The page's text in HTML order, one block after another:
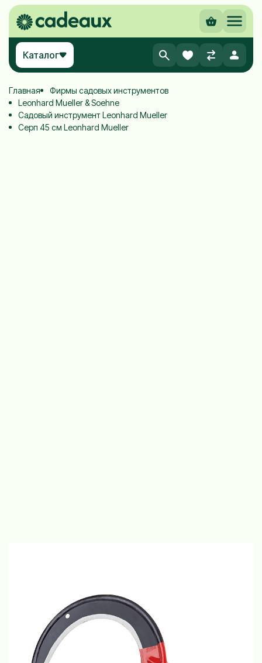
Каталог
Главная
Фирмы садовых инструментов
Leonhard Mueller & Soehne
Садовый инструмент Leonhard Mueller
Серп 45 см Leonhard Mueller